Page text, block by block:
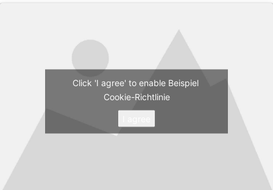
Click 'I agree' to enable Beispiel
Cookie-Richtlinie